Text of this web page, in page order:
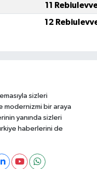
11
12
sizleri
modernizmi bir araya
yanında sizleri
haberlerini de